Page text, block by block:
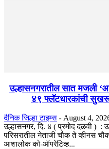
उल्हासनगरातील सात मजली
४९ फ्लॅटधारकांची
दैनिक जिल्हा टाइम्स - August 4,
उल्हासनगर, दि. ४ ( प्रमोद दळवी ) :
परिसरातील नेताजी चौक ते व्हीनस
आशालोक को-ऑपरेटिव्ह...